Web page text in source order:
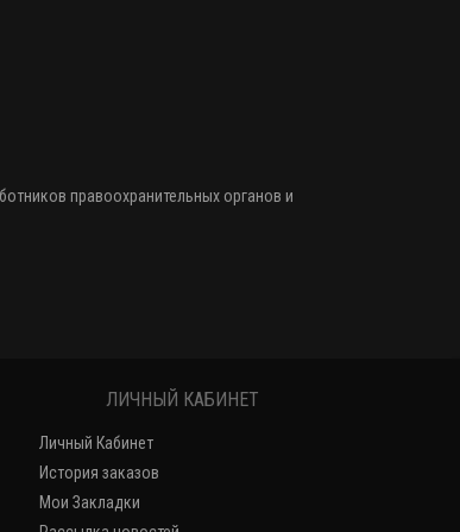
правоохранительных органов и
ЛИЧНЫЙ КАБИНЕТ
Личный Кабинет
История заказов
Мои Закладки